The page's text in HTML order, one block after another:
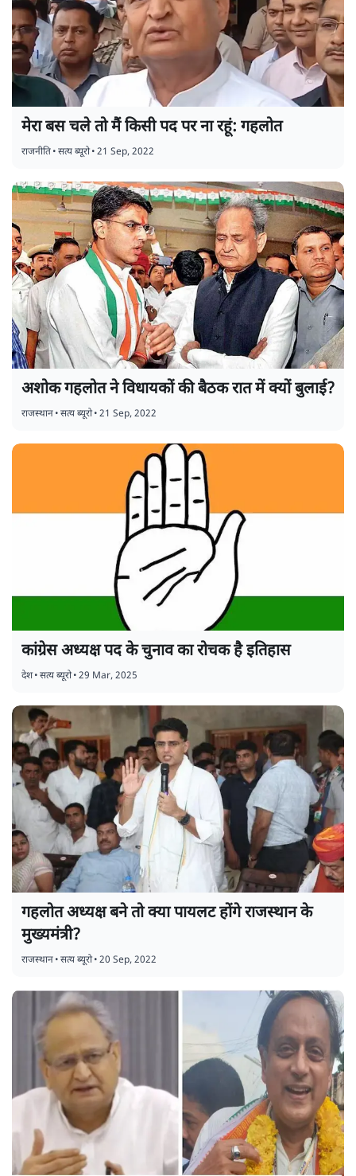
मेरा बस चले तो मैं किसी पद पर ना रहूं: गहलोत
राजनीति•सत्य ब्यूरो•21 Sep, 2022
अशोक गहलोत ने विधायकों की बैठक रात में क्यों बुलाई?
राजस्थान•सत्य ब्यूरो•21 Sep, 2022
कांग्रेस अध्यक्ष पद के चुनाव का रोचक है इतिहास
देश•सत्य ब्यूरो•29 Mar, 2025
गहलोत अध्यक्ष बने तो क्या पायलट होंगे राजस्थान के
मुख्यमंत्री?
राजस्थान•सत्य ब्यूरो•20 Sep, 2022